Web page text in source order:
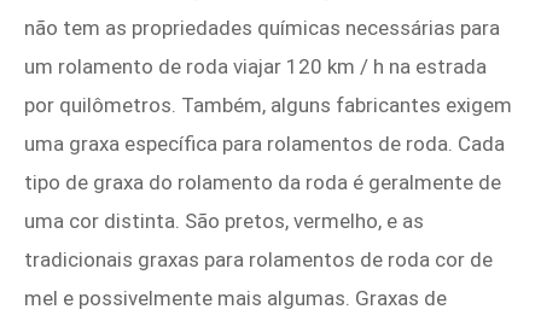
não tem as propriedades químicas necessárias para
um rolamento de roda viajar 120 km / h na estrada
por quilômetros. Também, alguns fabricantes exigem
uma graxa específica para rolamentos de roda. Cada
tipo de graxa do rolamento da roda é geralmente de
uma cor distinta. São pretos, vermelho, e as
tradicionais graxas para rolamentos de roda cor de
mel e possivelmente mais algumas. Graxas de